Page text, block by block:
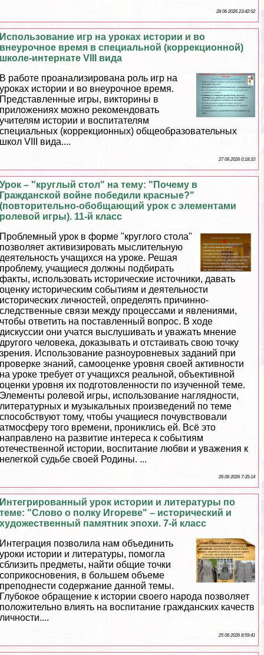
28 06 2026 23:42:52
Использование игр на уроках истории и во
внеурочное время в специальной (коррекционной)
школе-интернате VIII вида
В работе проанализирована роль игр на
уроках истории и во внеурочное время.
Представленные игры, викторины в
приложениях можно рекомендовать
учителям истории и воспитателям
специальных (коррекционных) общеобразовательных
школ VIII вида....
27 06 2026 0:18:10
Урок – "круглый стол" на тему: "Почему в
Гражданской войне победили красные?"
(повторительно-обобщающий урок с элементами
ролевой игры). 11-й класс
Проблемный урок в форме "круглого стола"
позволяет активизировать мыслительную
деятельность учащихся на уроке. Решая
проблему, учащиеся должны подбирать
факты, использовать исторические источники, давать
оценку историческим событиям и деятельности
исторических личностей, определять причинно-
следственные связи между процессами и явлениями,
чтобы ответить на поставленный вопрос. В ходе
дискуссии они учатся выслушивать и уважать мнение
другого человека, доказывать и отстаивать свою точку
зрения. Использование разноуровневых заданий при
проверке знаний, самооценке уровня своей активности
на уроке требует от учащихся реальной, объективной
оценки уровня их подготовленности по изученной теме.
Элементы ролевой игры, использование наглядности,
литературных и музыкальных произведений по теме
способствуют тому, чтобы учащиеся почувствовали
атмосферу того времени, прониклись ей. Всё это
направлено на развитие интереса к событиям
отечественной истории, воспитание любви и уважения к
нелегкой судьбе своей Родины. ...
26 06 2026 7:35:14
Интегрированный урок истории и литературы по
теме: "Слово о полку Игореве" – исторический и
художественный памятник эпохи. 7-й класс
Интеграция позволила нам объединить
уроки истории и литературы, помогла
сблизить предметы, найти общие точки
соприкосновения, в большем объеме
преподнести содержание данной темы.
Глубокое обращение к истории своего народа позволяет
положительно влиять на воспитание гражданских качеств
личности....
25 06 2026 8:59:41